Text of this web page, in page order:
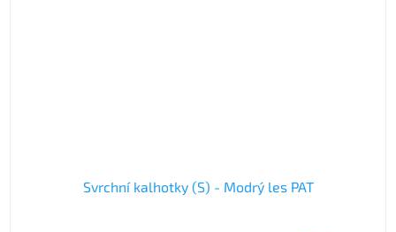
Svrchní kalhotky (S) - Modrý les PAT